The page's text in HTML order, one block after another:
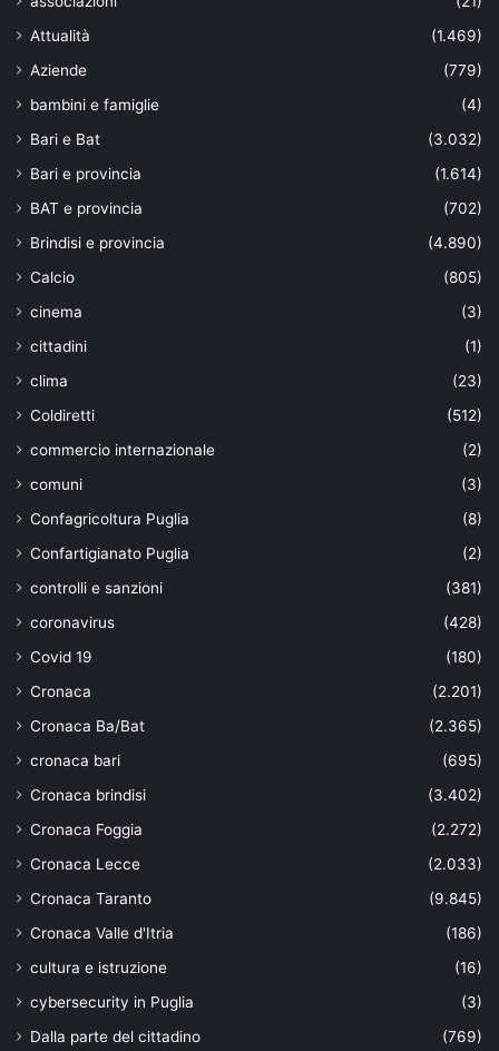
Attualità
(1.469)
Aziende
(779)
bambini e famiglie
(4)
Bari e Bat
(3.032)
Bari e provincia
(1.614)
BAT e provincia
(702)
Brindisi e provincia
(4.890)
Calcio
(805)
cinema
(3)
cittadini
(1)
clima
(23)
Coldiretti
(512)
commercio internazionale
(2)
comuni
(3)
Confagricoltura Puglia
(8)
Confartigianato Puglia
(2)
controlli e sanzioni
(381)
coronavirus
(428)
Covid 19
(180)
Cronaca
(2.201)
Cronaca Ba/Bat
(2.365)
cronaca bari
(695)
Cronaca brindisi
(3.402)
Cronaca Foggia
(2.272)
Cronaca Lecce
(2.033)
Cronaca Taranto
(9.845)
Cronaca Valle d'Itria
(186)
cultura e istruzione
(16)
cybersecurity in Puglia
(3)
Dalla parte del cittadino
(769)